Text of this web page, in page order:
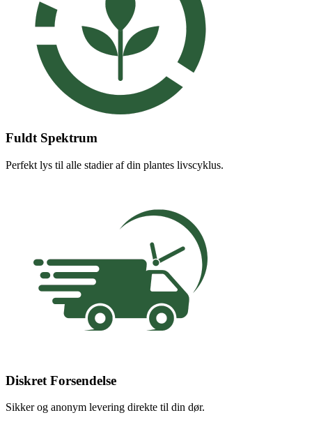
Fuldt Spektrum
Perfekt lys til alle stadier af din plantes livscyklus.
Diskret Forsendelse
Sikker og anonym levering direkte til din dør.